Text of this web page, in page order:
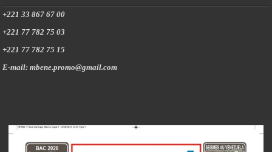
+221 33 867 67 00
+221 77 782 75 03
+221 77 782 75 15
E-mail: mbene.promo@gmail.com